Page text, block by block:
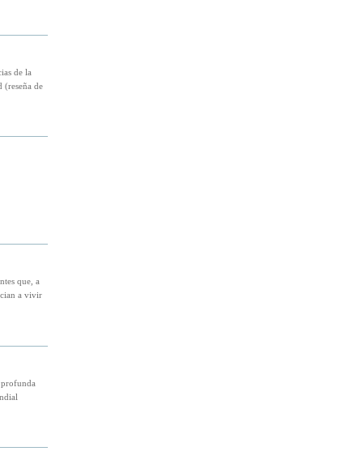
de la
de
que, a
a vivir